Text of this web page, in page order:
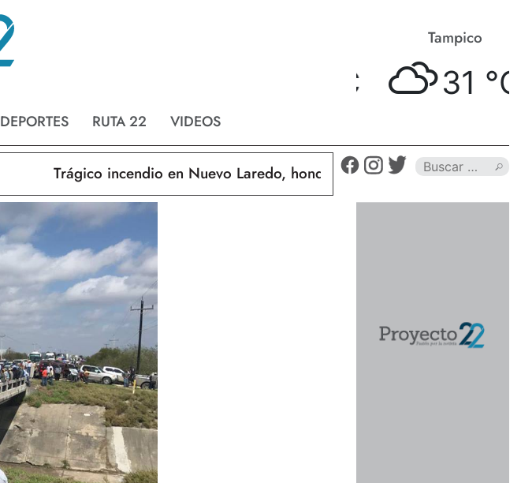
DEPORTES RUTA 22 VIDEOS
Tampico
31 ° C
Trágico incendio en Nuevo Laredo, hondureño muere calcinado